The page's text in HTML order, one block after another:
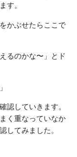
す。
かぶせたらここで
るのかな〜」とド
認していきます。
く重なっていなか
してみました。